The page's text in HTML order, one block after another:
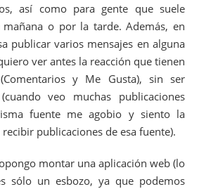
así como para gente que suele
o por la tarde. Además, en
publicar varios mensajes en alguna
ver antes la reacción que tienen
y Me Gusta), sin ser
veo muchas publicaciones
fuente me agobio y siento la
publicaciones de esa fuente).
montar una aplicación web (lo
sólo un esbozo, ya que podemos